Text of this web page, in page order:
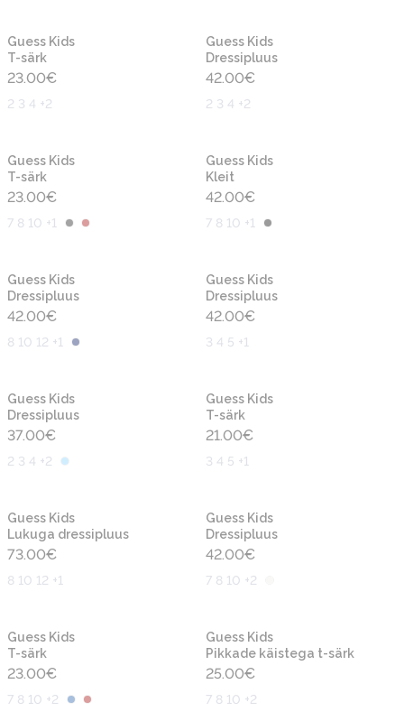
Guess Kids
T-särk
23.00€
2 3 4 +2
Guess Kids
Dressipluus
42.00€
2 3 4 +2
Guess Kids
T-särk
23.00€
7 8 10 +1
Guess Kids
Kleit
42.00€
7 8 10 +1
Guess Kids
Dressipluus
42.00€
8 10 12 +1
Guess Kids
Dressipluus
42.00€
3 4 5 +1
Guess Kids
Dressipluus
37.00€
2 3 4 +2
Guess Kids
T-särk
21.00€
3 4 5 +1
Guess Kids
Lukuga dressipluus
73.00€
8 10 12 +1
Guess Kids
Dressipluus
42.00€
7 8 10 +2
Guess Kids
T-särk
23.00€
7 8 10 +2
Guess Kids
Pikkade käistega t-särk
25.00€
7 8 10 +2